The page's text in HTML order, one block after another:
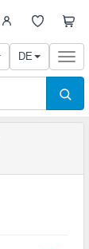
DE